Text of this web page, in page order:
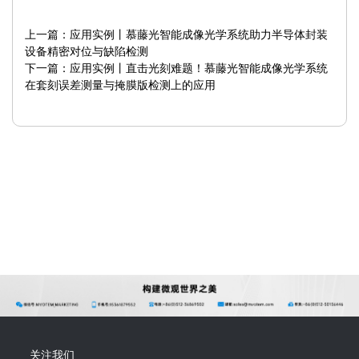
上一篇： 应用实例丨慕藤光智能成像光学系统助力半导体封装
设备精密对位与缺陷检测
下一篇： 应用实例丨直击光刻难题！慕藤光智能成像光学系统
在套刻误差测量与掩膜版检测上的应用
关注我们